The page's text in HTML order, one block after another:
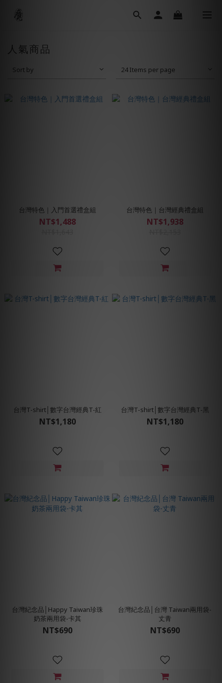
人氣商品
Sort by 24 Items per page
台灣特色｜入門首選禮盒組
NT$1,488
台灣特色｜台灣經典禮盒組
NT$1,938
台灣T-shirt│數字台灣經典T-紅
NT$1,180
台灣T-shirt│數字台灣經典T-黑
NT$1,180
台灣紀念品│Happy Taiwan珍珠
奶茶兩用袋-卡其
NT$690
台灣紀念品│台灣 Taiwan兩用袋-
丈青
NT$690